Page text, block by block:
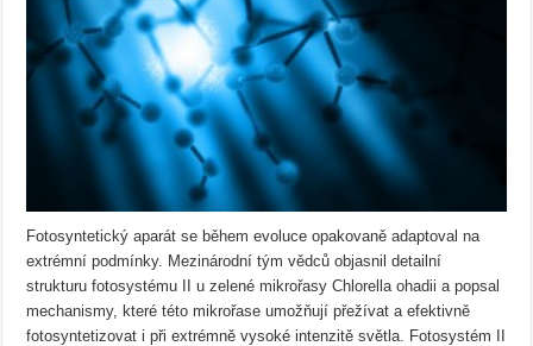
Fotosyntetický aparát se během evoluce opakovaně adaptoval na
extrémní podmínky. Mezinárodní tým vědců objasnil detailní
strukturu fotosystému II u zelené mikrořasy Chlorella ohadii a popsal
mechanismy, které této mikrořase umožňují přežívat a efektivně
fotosyntetizovat i při extrémně vysoké intenzitě světla. Fotosystém II